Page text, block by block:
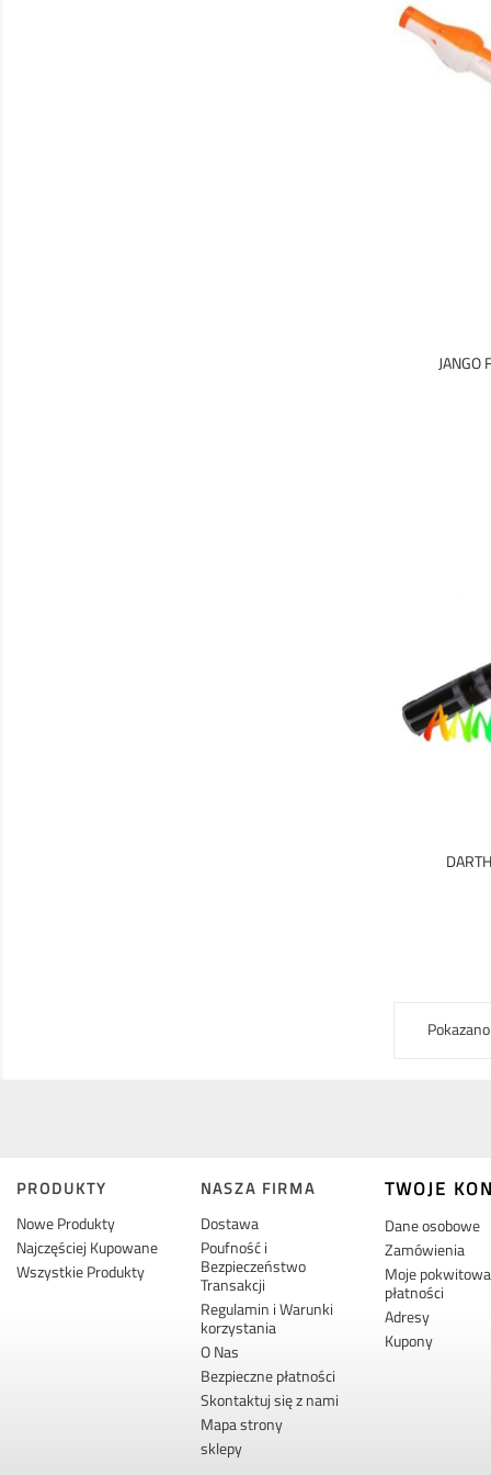
JANGO
PRODUKTY
Nowe Produkty
Najczęściej Kupowane
Wszystkie Produkty
NASZA FIRMA
Dostawa
Poufność i
Bezpieczeństwo
Transakcji
Regulamin i Warunki
korzystania
O Nas
Bezpieczne płatności
Skontaktuj się z nami
Mapa strony
sklepy
TWOJE
Dane osobowe
Zamówienia
Moje
płatności
Adresy
Kupony